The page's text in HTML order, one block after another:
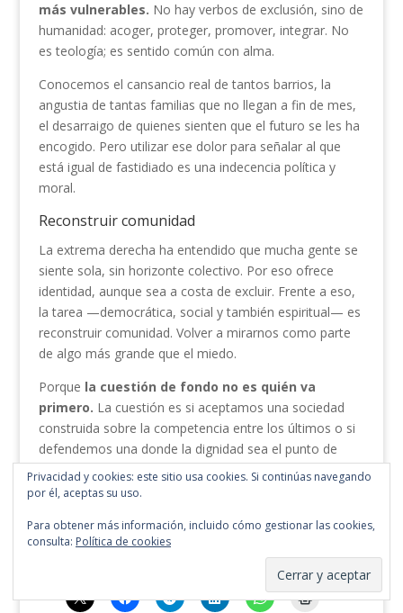
más vulnerables. No hay verbos de exclusión, sino de
humanidad: acoger, proteger, promover, integrar. No
es teología; es sentido común con alma.
Conocemos el cansancio real de tantos barrios, la
angustia de tantas familias que no llegan a fin de mes,
el desarraigo de quienes sienten que el futuro se les ha
encogido. Pero utilizar ese dolor para señalar al que
está igual de fastidiado es una indecencia política y
moral.
Reconstruir comunidad
La extrema derecha ha entendido que mucha gente se
siente sola, sin horizonte colectivo. Por eso ofrece
identidad, aunque sea a costa de excluir. Frente a eso,
la tarea —democrática, social y también espiritual— es
reconstruir comunidad. Volver a mirarnos como parte
de algo más grande que el miedo.
Porque la cuestión de fondo no es quién va
primero. La cuestión es si aceptamos una sociedad
construida sobre la competencia entre los últimos o si
defendemos una donde la dignidad sea el punto de
partida, no el premio final. La prioridad, por tanto, no
puede ser nacional. La prioridad, si queremos seguir
Privacidad y cookies: este sitio usa cookies. Si continúas navegando
por él, aceptas su uso.
Para obtener más información, incluido cómo gestionar las cookies,
consulta: Política de cookies